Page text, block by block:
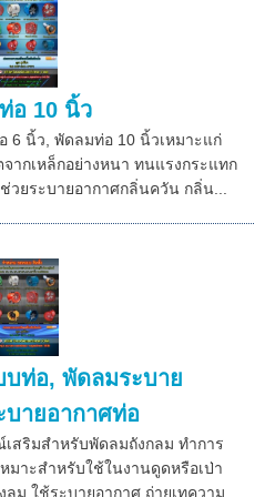
อ 10 นิ้ว
6 นิ้ว, พัดลมท่อ 10 นิ้วเหมาะแก่
ากเหล็กอย่างหนา ทนแรงกระแทก
วยระบายอากาศกลิ่นควัน กลิ่น...
ท่อ, พัดลมระบาย
ายอากาศท่อ
ริมสำหรับพัดลมถังกลม ทำการ
มาะสำหรับใช้ในงานดูดหรือเป่า
ม ใช้ระบายอากาศ ถ่ายเทความ